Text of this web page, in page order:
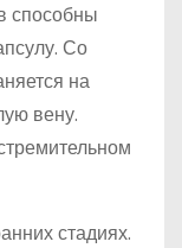
способны
Со
на
вену.
стадиях.